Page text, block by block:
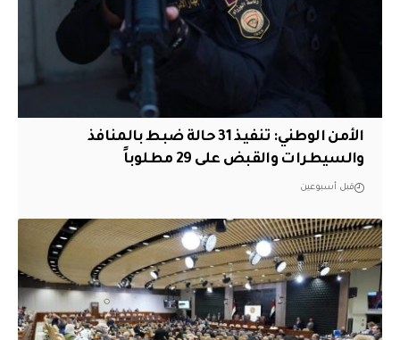
الأمن الوطني: تنفيذ 31 حالة ضبط بالمنافذ
والسيطرات والقبض على 29 مطلوباً
قبل أسبوعين